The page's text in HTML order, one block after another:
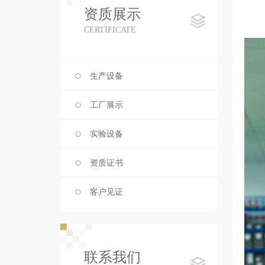
资质展示
CERTIFICATE
生产设备
工厂展示
实验设备
资质证书
客户见证
联系我们